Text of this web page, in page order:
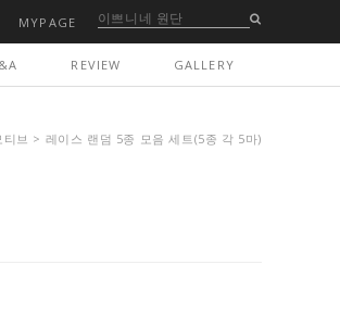
MYPAGE
REVIEW GALLERY
티브 > 레이스 랜덤 5종 모음 세트(5종 각 5마)